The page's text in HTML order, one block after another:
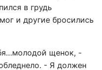
в грудь
и другие бросились
щенок, -
- Я должен